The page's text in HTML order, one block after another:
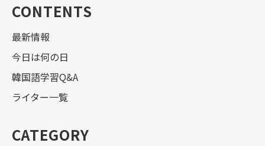
CONTENTS
最新情報
今日は何の日
韓国語学習Q&A
ライター一覧
CATEGORY